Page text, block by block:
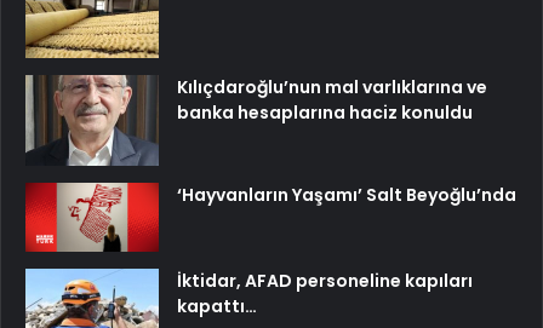
Kılıçdaroğlu’nun mal varlıklarına ve
banka hesaplarına haciz konuldu
‘Hayvanların Yaşamı’ Salt Beyoğlu’nda
İktidar, AFAD personeline kapıları
kapattı…